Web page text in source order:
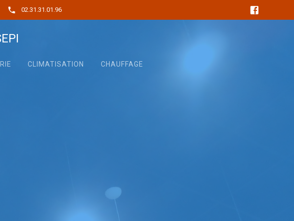
02.31.31.01.96
CLIMATISATION CHAUFFAGE